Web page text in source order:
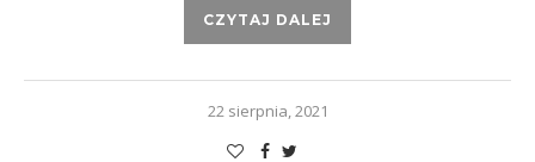
CZYTAJ DALEJ
22 sierpnia, 2021